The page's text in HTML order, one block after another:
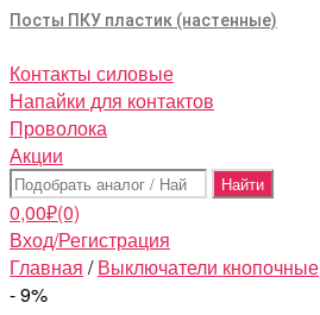
Посты ПКУ пластик (настенные)
Контакты силовые
Напайки для контактов
Проволока
Акции
Поиск:
0,00₽(0)
Вход/Регистрация
Главная /Выключатели кнопочные
- 9%